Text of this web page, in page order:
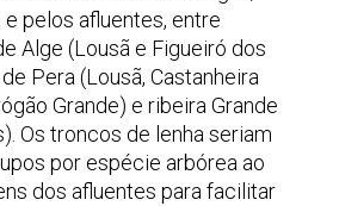
e pelos afluentes, entre
Alge (Lousã e Figueiró dos
Pera (Lousã, Castanheira
Grande) e ribeira Grande
Os troncos de lenha seriam
por espécie arbórea ao
dos afluentes para facilitar